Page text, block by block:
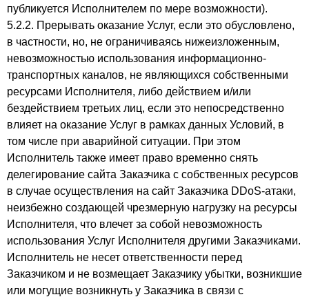
публикуется Исполнителем по мере возможности).
5.2.2. Прерывать оказание Услуг, если это обусловлено,
в частности, но, не ограничиваясь нижеизложенным,
невозможностью использования информационно-
транспортных каналов, не являющихся собственными
ресурсами Исполнителя, либо действием и/или
бездействием третьих лиц, если это непосредственно
влияет на оказание Услуг в рамках данных Условий, в
том числе при аварийной ситуации. При этом
Исполнитель также имеет право временно снять
делегирование сайта Заказчика с собственных ресурсов
в случае осуществления на сайт Заказчика DDoS-атаки,
неизбежно создающей чрезмерную нагрузку на ресурсы
Исполнителя, что влечет за собой невозможность
использования Услуг Исполнителя другими Заказчиками.
Исполнитель не несет ответственности перед
Заказчиком и не возмещает Заказчику убытки, возникшие
или могущие возникнуть у Заказчика в связи с